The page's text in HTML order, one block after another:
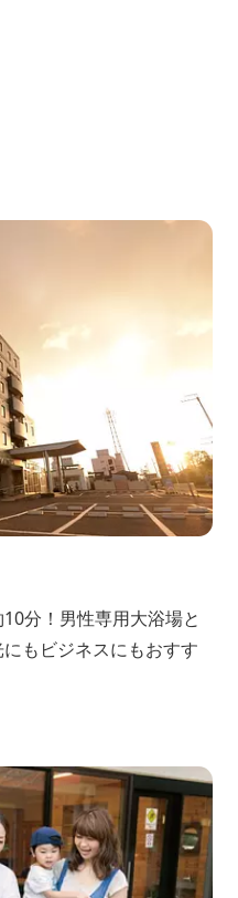
分！男性専用大浴場と
もビジネスにもおすす